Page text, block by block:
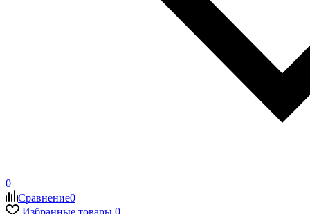
0
Сравнение0
Избранные товары 0